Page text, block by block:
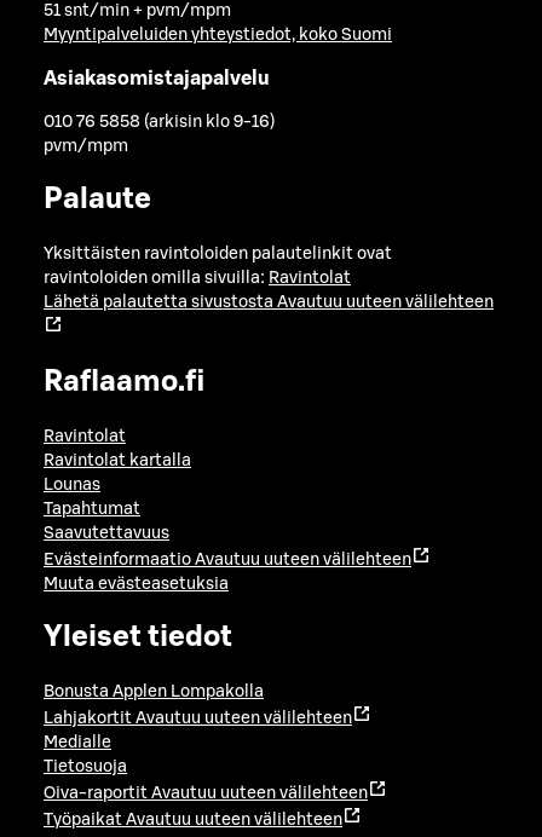
51 snt/min + pvm/mpm
Myyntipalveluiden yhteystiedot, koko Suomi
Asiakasomistajapalvelu
010 76 5858 (arkisin klo 9-16)
pvm/mpm
Palaute
Yksittäisten ravintoloiden palautelinkit ovat
ravintoloiden omilla sivuilla: Ravintolat
Lähetä palautetta sivustosta Avautuu uuteen välilehteen
Raflaamo.fi
Ravintolat
Ravintolat kartalla
Lounas
Tapahtumat
Saavutettavuus
Evästeinformaatio Avautuu uuteen välilehteen
Muuta evästeasetuksia
Yleiset tiedot
Bonusta Applen Lompakolla
Lahjakortit Avautuu uuteen välilehteen
Medialle
Tietosuoja
Oiva-raportit Avautuu uuteen välilehteen
Työpaikat Avautuu uuteen välilehteen